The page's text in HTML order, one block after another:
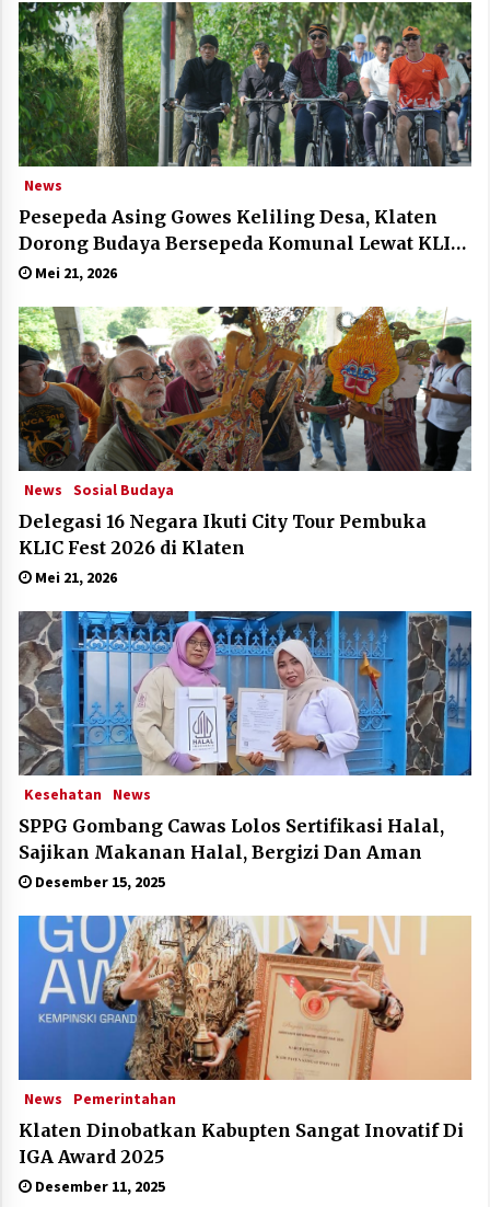
News
Pesepeda Asing Gowes Keliling Desa, Klaten
Dorong Budaya Bersepeda Komunal Lewat KLIC
Fest 2026
Mei 21, 2026
News Sosial Budaya
Delegasi 16 Negara Ikuti City Tour Pembuka
KLIC Fest 2026 di Klaten
Mei 21, 2026
Kesehatan News
SPPG Gombang Cawas Lolos Sertifikasi Halal,
Sajikan Makanan Halal, Bergizi Dan Aman
Desember 15, 2025
News Pemerintahan
Klaten Dinobatkan Kabupten Sangat Inovatif Di
IGA Award 2025
Desember 11, 2025